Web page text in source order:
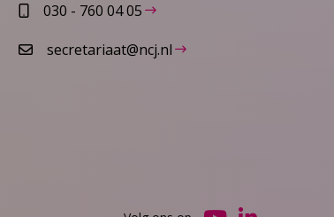
030 - 760 04 05
secretariaat@ncj.nl